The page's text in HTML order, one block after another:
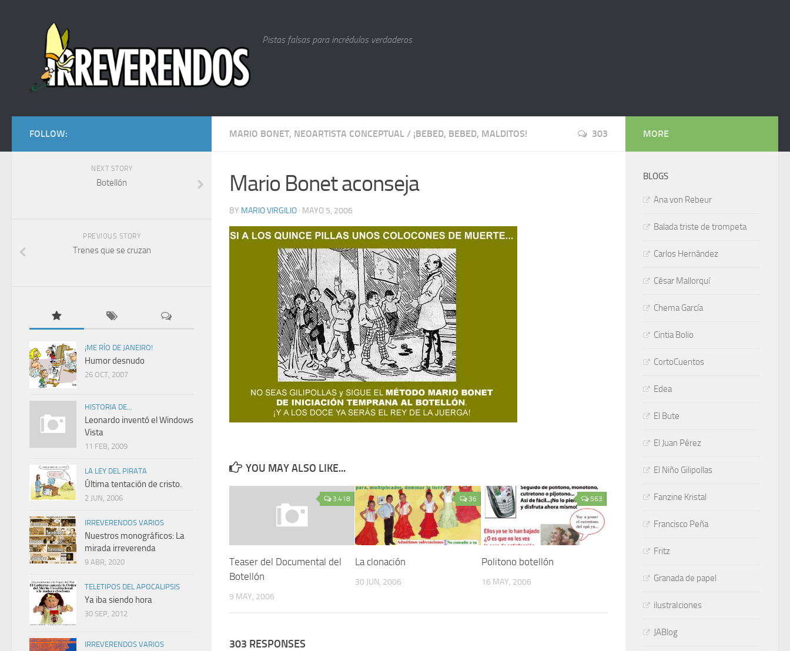
Pistas falsas para incrédulos verdaderos
MARIO BONET, NEOARTISTA CONCEPTUAL / ¡BEBED, BEBED, MALDITOS! 303
Mario Bonet aconseja
BY MARIO VIRGILIO · MAYO 5, 2006
YOU MAY ALSO LIKE...
3.418
Teaser del Documental del
Botellón
9 MAY, 2006
36
La clonación
30 JUN, 2006
563
Politono botellón
16 MAY, 2006
303 RESPONSES
FOLLOW:
NEXT STORY
Botellón
PREVIOUS STORY
Trenes que se cruzan
¡ME RÍO DE JANEIRO!
Humor desnudo
26 OCT, 2007
HISTORIA DE...
Leonardo inventó el Windows
Vista
11 FEB, 2009
LA LEY DEL PIRATA
Última tentación de cristo.
2 JUN, 2006
IRREVERENDOS VARIOS
Nuestros monográficos: La
mirada irreverenda
9 ABR, 2020
TELETIPOS DEL APOCALIPSIS
Ya iba siendo hora
30 SEP, 2012
IRREVERENDOS VARIOS
MORE
BLOGS
Ana von Rebeur
Balada triste de trompeta
Carlos Hernández
César Mallorquí
Chema García
Cintia Bolio
CortoCuentos
Edea
El Bute
El Juan Pérez
El Niño Gilipollas
Fanzine Kristal
Francisco Peña
Fritz
Granada de papel
ilustraIciones
JABlog